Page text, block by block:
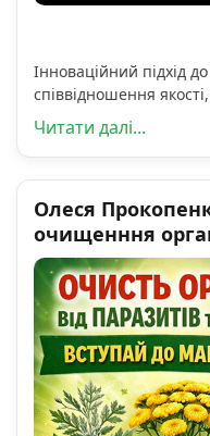
Інноваційний підхід
співвідношення
Читати далі...
Олеся
очищенння